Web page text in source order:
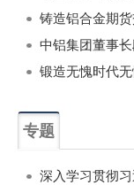
铸造铝合金期
专题
深入学习贯彻